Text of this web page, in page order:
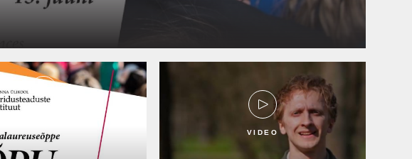
VIDEO